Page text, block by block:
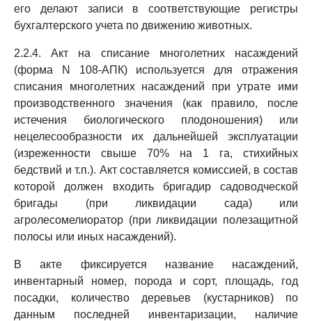
его делают записи в соответствующие регистры
бухгалтерского учета по движению животных.
2.2.4. Акт на списание многолетних насаждений
(форма N 108-АПК) используется для отражения
списания многолетних насаждений при утрате ими
производственного значения (как правило, после
истечения биологического плодоношения) или
нецелесообразности их дальнейшей эксплуатации
(изреженности свыше 70% на 1 га, стихийных
бедствий и т.п.). Акт составляется комиссией, в состав
которой должен входить бригадир садоводческой
бригады (при ликвидации сада) или
агролесомелиоратор (при ликвидации полезащитной
полосы или иных насаждений).
В акте фиксируется название насаждений,
инвентарный номер, порода и сорт, площадь, год
посадки, количество деревьев (кустарников) по
данным последней инвентаризации, наличие